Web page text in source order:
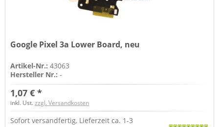
Google Pixel 3a Lower Board, neu
Artikel-Nr.:43063
Hersteller Nr.:-
1,07 € *
inkl. Ust.zzgl. Versandkosten
Sofort versandfertig, Lieferzeit ca. 1-3